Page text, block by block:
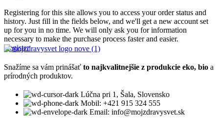
Registering for this site allows you to access your order status and
history. Just fill in the fields below, and we'll get a new account set
up for you in no time. We will only ask you for information
necessary to make the purchase process faster and easier.
Register
Snažíme sa vám prinášať to najkvalitnejšie z produkcie eko, bio a
prírodných produktov.
Lúčna pri 1, Šala, Slovensko
Mobil: +421 915 324 555
Email: info@mojzdravysvet.sk